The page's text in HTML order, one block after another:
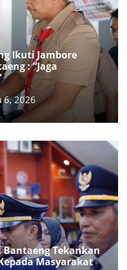
Ikuti Jambore
: “Jaga
6, 2026
Tekankan
Masyarakat